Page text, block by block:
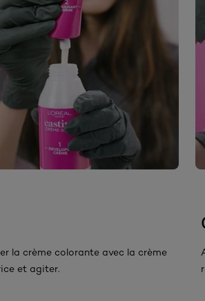
la crème colorante avec la crème
et agiter.
CARD
CARD